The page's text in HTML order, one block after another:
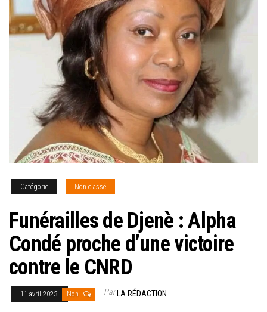
Catégorie Non classé
Funérailles de Djenè : Alpha
Condé proche d’une victoire
contre le CNRD
11 avril 2023 Non ParLA RÉDACTION